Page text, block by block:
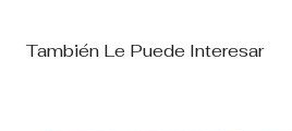
También Le Puede Interesar